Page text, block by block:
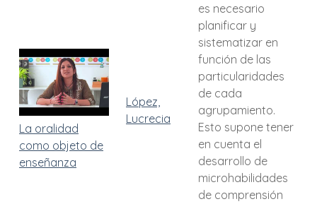
La oralidad
como objeto de
enseñanza
López,
Lucrecia
es necesario
planificar y
sistematizar en
función de las
particularidades
de cada
agrupamiento.
Esto supone tener
en cuenta el
desarrollo de
microhabilidades
de comprensión